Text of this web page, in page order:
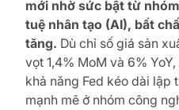
mới nhờ sức bật từ
tuệ nhân tạo (AI), bất
tăng. Dù chỉ số giá sản
vọt 1,4% MoM và 6%
khả năng Fed kéo dài lập
mạnh mẽ ở nhóm công